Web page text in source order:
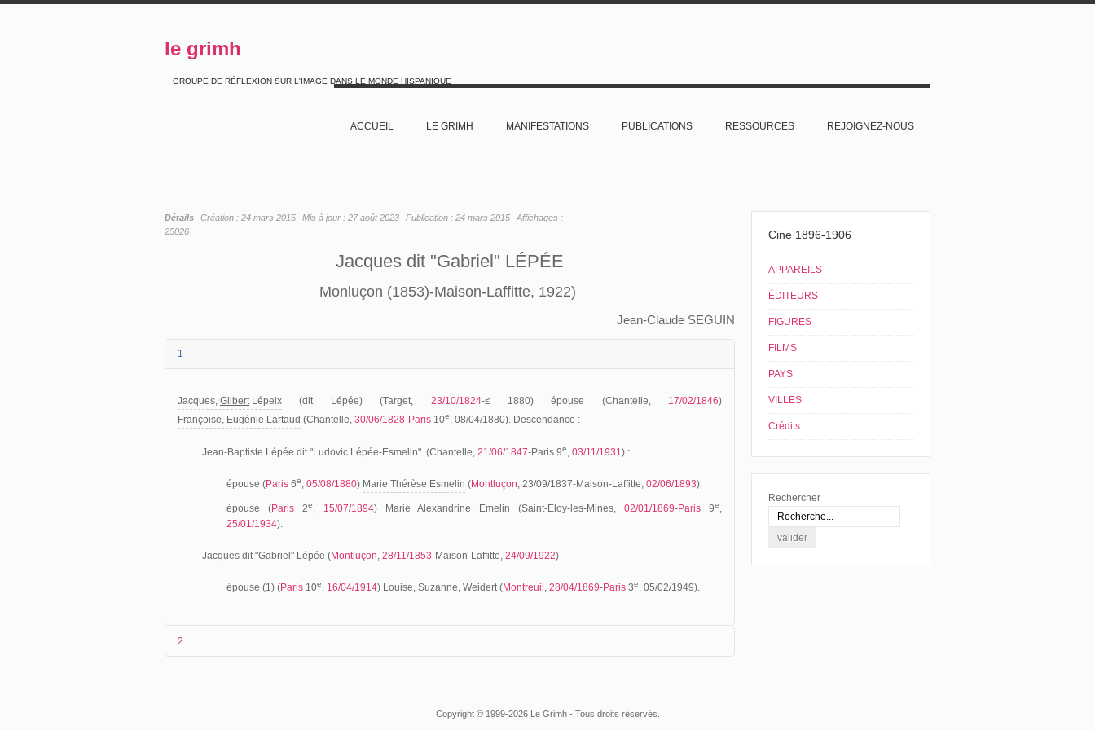
le grimh
GROUPE DE RÉFLEXION SUR L'IMAGE DANS LE MONDE HISPANIQUE
ACCUEIL LE GRIMH MANIFESTATIONS PUBLICATIONS RESSOURCES REJOIGNEZ-NOUS
Détails Création : 24 mars 2015 Mis à jour : 27 août 2023 Publication : 24 mars 2015
Affichages :
25026
Jacques dit "Gabriel" LÉPÉE
Monluçon (1853)-Maison-Laffitte, 1922)
Jean-Claude SEGUIN
1
Jacques, GilbertLépeix (dit Lépée) (Target, 23/10/1824-≤ 1880) épouse (Chantelle, 17/02/1846)
Françoise, Eugénie Lartaud (Chantelle, 30/06/1828-Paris 10e, 08/04/1880). Descendance :
Jean-Baptiste Lépée dit "Ludovic Lépée-Esmelin" (Chantelle, 21/06/1847-Paris 9e, 03/11/1931) :
épouse (Paris 6e, 05/08/1880) Marie Thérèse Esmelin (Montluçon, 23/09/1837-Maison-Laffitte, 02/06/1893).
épouse (Paris2e, 15/07/1894) Marie Alexandrine Emelin (Saint-Eloy-les-Mines,02/01/1869-Paris 9e,
25/01/1934).
Jacques dit "Gabriel" Lépée (Montluçon, 28/11/1853-Maison-Laffitte, 24/09/1922)
épouse (1) (Paris 10e, 16/04/1914) Louise, Suzanne, Weidert(Montreuil , 28/04/1869-Paris 3e, 05/02/1949).
2
Fils d'un boulanger auvergnat, Jean-Baptiste Lépée est déjà installé àParisau moment de son mariage (1880) avec Marie
Cine 1896-1906
APPAREILS
ÉDITEURS
FIGURES
FILMS
PAYS
VILLES
Crédits
Rechercher
Copyright © 1999-2026 Le Grimh - Tous droits réservés.